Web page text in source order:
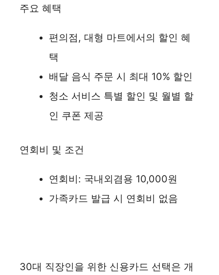
주요 혜택
편의점, 대형 마트에서의 할인 혜
택
배달 음식 주문 시 최대 10% 할인
청소 서비스 특별 할인 및 월별 할
인 쿠폰 제공
연회비 및 조건
연회비: 국내외겸용 10,000원
가족카드 발급 시 연회비 없음
30대 직장인을 위한 신용카드 선택은 개